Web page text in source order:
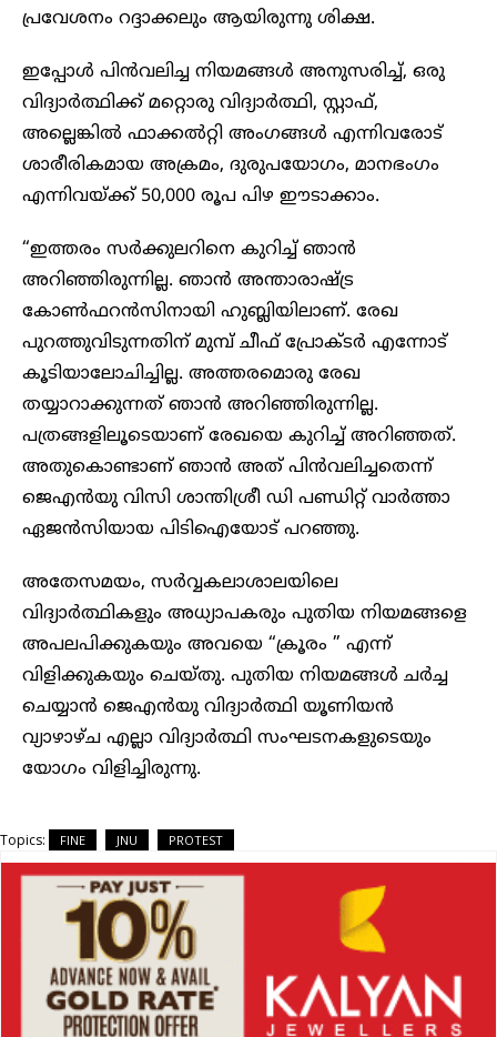
പ്രവേശനം റദ്ദാക്കലും ആയിരുന്നു ശിക്ഷ.
ഇപ്പോൾ പിൻവലിച്ച നിയമങ്ങൾ അനുസരിച്ച്, ഒരു
വിദ്യാർത്ഥിക്ക് മറ്റൊരു വിദ്യാർത്ഥി, സ്റ്റാഫ്,
അല്ലെങ്കിൽ ഫാക്കൽറ്റി അംഗങ്ങൾ എന്നിവരോട്
ശാരീരികമായ അക്രമം, ദുരുപയോഗം, മാനഭംഗം
എന്നിവയ്ക്ക് 50,000 രൂപ പിഴ ഈടാക്കാം.
“ഇത്തരം സർക്കുലറിനെ കുറിച്ച് ഞാൻ
അറിഞ്ഞിരുന്നില്ല. ഞാൻ അന്താരാഷ്‌ട്ര
കോൺഫറൻസിനായി ഹുബ്ലിയിലാണ്. രേഖ
പുറത്തുവിടുന്നതിന് മുമ്പ് ചീഫ് പ്രോക്ടർ എന്നോട്
കൂടിയാലോചിച്ചില്ല. അത്തരമൊരു രേഖ
തയ്യാറാക്കുന്നത് ഞാൻ അറിഞ്ഞിരുന്നില്ല.
പത്രങ്ങളിലൂടെയാണ് രേഖയെ കുറിച്ച് അറിഞ്ഞത്.
അതുകൊണ്ടാണ് ഞാൻ അത് പിൻവലിച്ചതെന്ന്
ജെഎൻയു വിസി ശാന്തിശ്രീ ഡി പണ്ഡിറ്റ് വാർത്താ
ഏജൻസിയായ പിടിഐയോട് പറഞ്ഞു.
അതേസമയം, സർവ്വകലാശാലയിലെ
വിദ്യാർത്ഥികളും അധ്യാപകരും പുതിയ നിയമങ്ങളെ
അപലപിക്കുകയും അവയെ “ക്രൂരം ” എന്ന്
വിളിക്കുകയും ചെയ്തു. പുതിയ നിയമങ്ങൾ ചർച്ച
ചെയ്യാൻ ജെഎൻയു വിദ്യാർത്ഥി യൂണിയൻ
വ്യാഴാഴ്ച എല്ലാ വിദ്യാർത്ഥി സംഘടനകളുടെയും
യോഗം വിളിച്ചിരുന്നു.
Topics: FINE JNU PROTEST